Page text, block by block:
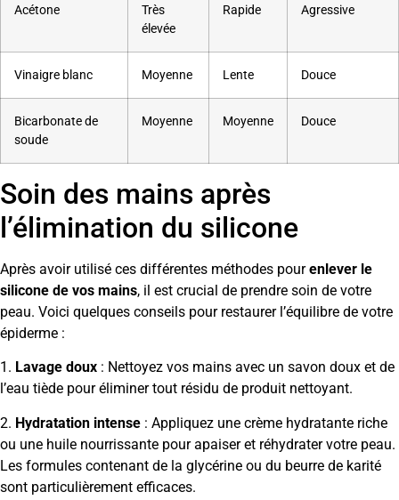
Acétone
Très
élevée
Rapide Agressive
Vinaigre blanc Moyenne Lente Douce
Bicarbonate de
soude
Moyenne Moyenne Douce
Soin des mains après
l’élimination du silicone
Après avoir utilisé ces différentes méthodes pourenlever le
silicone de vos mains, il est crucial de prendre soin de votre
peau. Voici quelques conseils pour restaurer l’équilibre de votre
épiderme :
1. Lavage doux : Nettoyez vos mains avec un savon doux et de
l’eau tiède pour éliminer tout résidu de produit nettoyant.
2. Hydratation intense : Appliquez une crème hydratante riche
ou une huile nourrissante pour apaiser et réhydrater votre peau.
Les formules contenant de la glycérine ou du beurre de karité
sont particulièrement efficaces.